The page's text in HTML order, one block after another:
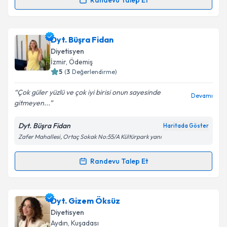
Randevu Takvimi Talebi
Dyt. Zübeyde Semiziçin randevu takvimi talebi
oluşturun. Size bu uzmandan randevu almanız için bir
takvim hazırlandığında e-posta ile bilgilendireceğiz.
Kişisel verilerimin işlenmesine ilişkin
Aydınlatma
Metni'ni okudum ve kişisel verilerimin belirtilen
kapsamda işlenmesini kabul ediyorum.
Dyt. Büşra Fidan
Diyetisyen
İzmir, Ödemiş
5 (3 Değerlendirme)
Çok güler yüzlü ve çok iyi birisi onun sayesinde
gitmeyen...
Devamı
Dyt. Büşra Fidan Haritada Göster
Zafer Mahallesi, Ortaç Sokak No:55/A Kültürpark yanı
Randevu Talep Et
Randevu Takvimi Talebi
Dyt. Büşra Fidaniçin randevu takvimi talebi
oluşturun. Size bu uzmandan randevu almanız için bir
takvim hazırlandığında e-posta ile bilgilendireceğiz.
Dyt. Gizem Öksüz
Diyetisyen
Aydın, Kuşadası